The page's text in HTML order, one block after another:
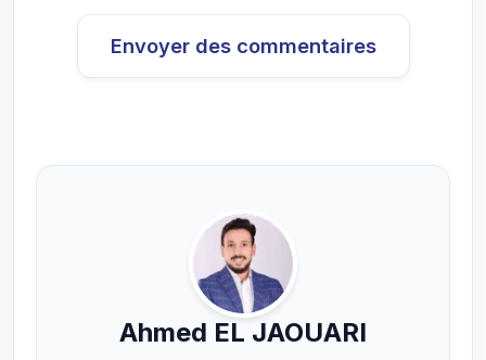
Envoyer des commentaires
Ahmed EL JAOUARI